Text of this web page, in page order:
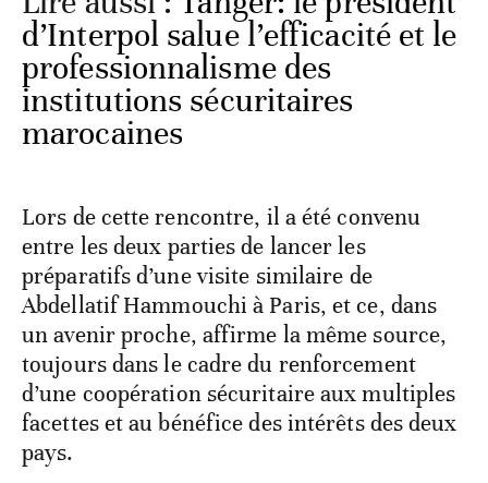
d’Interpol salue l’efficacité et le
professionnalisme des
institutions sécuritaires
marocaines
Lors de cette rencontre, il a été convenu
entre les deux parties de lancer les
préparatifs d’une visite similaire de
Abdellatif Hammouchi à Paris, et ce, dans
un avenir proche, affirme la même source,
toujours dans le cadre du renforcement
d’une coopération sécuritaire aux multiples
facettes et au bénéfice des intérêts des deux
pays.